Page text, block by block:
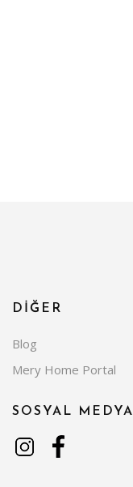
DİĞER
Blog
Mery Home Portal
SOSYAL MEDYA